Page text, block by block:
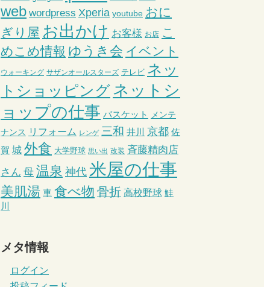
web wordpress Xperia youtube おに
ぎり屋 お出かけ お客様 お店 こ
めこめ情報 ゆうき会 イベント
ウォーキング サザンオールスターズ テレビ ネッ
トショッピングネットシ
ョップの仕事 バスケット
メンテ
ナンス リフォーム レンゲ 三和 井川 京都 佐
賀 城 外食 大学野球 思い出 改装 斉藤精肉店
さん 母 温泉 神代 米屋の仕事
美肌湯 車 食べ物 骨折 高校野球 鮭
川
メタ情報
ログイン